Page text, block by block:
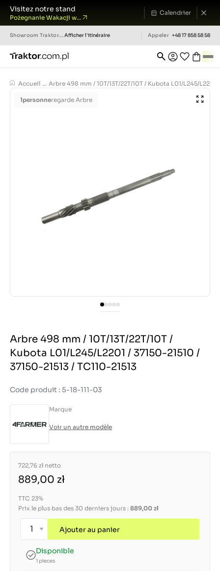
Visitez notre stand
Pożegnanie Wakacji w...
Calendrier
Showroom Traktor.com.pl Afficher l'itinéraire Appeler +48 17 858 58 58
Accueil ... Arbre 498 mm / 10T/13T/22T/10T / Kubota L01/L245/L2201 /
1personneregarde Arbre
Arbre 498 mm / 10T/13T/22T/10T /
Kubota L01/L245/L2201 / 37150-21510 /
37150-21513 / TC110-21513
Code produit : 5-18-111-03
Marque
Voir un autre modèle
722,76 zł netto
889,00 zł
TTC 23%
Prix le plus bas des 30 derniers jours : 889,00 zł
Ajouter au panier
Disponible
1 pieces